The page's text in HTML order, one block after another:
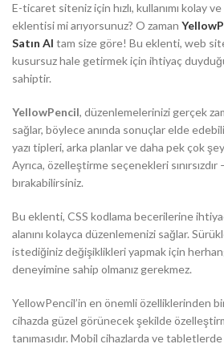
E-ticaret siteniz için hızlı, kullanımı kolay
eklentisi mi arıyorsunuz? O zaman
Satın Al tam size göre! Bu eklenti, web
kusursuz hale getirmek için ihtiyaç
sahiptir.
YellowPencil, düzenlemelerinizi gerçek
sağlar, böylece anında sonuçlar elde
yazı tipleri, arka planlar ve daha pek çok
Ayrıca, özelleştirme seçenekleri sınırsızdır
bırakabilirsiniz.
Bu eklenti, CSS kodlama becerilerine
alanını kolayca düzenlemenizi sağlar.
istediğiniz değişiklikleri yapmak için
deneyimine sahip olmanız gerekmez.
YellowPencil’in en önemli özelliklerinden
cihazda güzel görünecek şekilde
tanımasıdır. Mobil cihazlarda ve